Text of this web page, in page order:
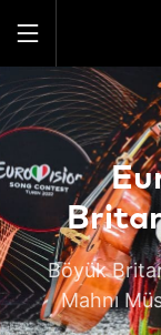
Böyük
Mahnı